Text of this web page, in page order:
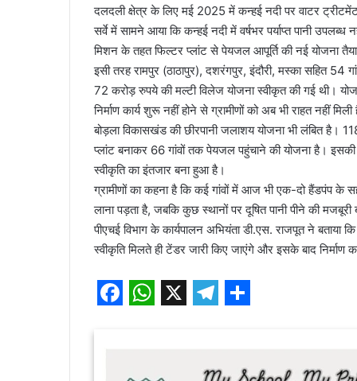
दलदली क्षेत्र के लिए मई 2025 में कन्हई नदी पर वाटर ट्रीटमेंट
सर्वे में सामने आया कि कन्हई नदी में वर्षभर पर्याप्त पानी
मिशन के तहत फिल्टर प्लांट से पेयजल आपूर्ति की नई योजना
इसी तरह रामपुर (ठाठापुर), दशरंगपुर, इंदौरी, मस्का सहित
72 करोड़ रुपये की मल्टी विलेज योजना स्वीकृत की गई थी।
निर्माण कार्य शुरू नहीं होने से ग्रामीणों को अब भी राहत नहीं मिली
बोड़ला विकासखंड की छीरपानी जलाशय योजना भी लंबित है।
प्लांट बनाकर 66 गांवों तक पेयजल पहुंचाने की योजना है। इसकी
स्वीकृति का इंतजार बना हुआ है।
ग्रामीणों का कहना है कि कई गांवों में आज भी एक-दो हैंडपंप के
लाना पड़ता है, जबकि कुछ स्थानों पर दूषित पानी पीने की मजबूरी
पीएचई विभाग के कार्यपालन अभियंता डी.एस. राजपूत ने
स्वीकृति मिलते ही टेंडर जारी किए जाएंगे और इसके बाद निर्माण
a